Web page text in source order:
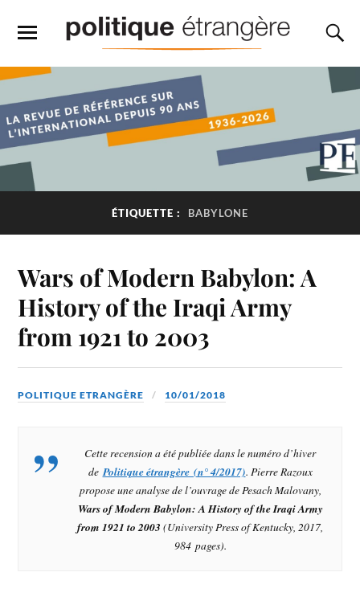
ÉTIQUETTE : BABYLONE
Wars of Modern Babylon: A
History of the Iraqi Army
from 1921 to 2003
POLITIQUE ETRANGÈRE 10/01/2018
Cette recension a été publiée dans le numéro d’hiver
dePolitique étrangère (n° 4/2017). Pierre Razoux
propose une analyse de l’ouvrage de Pesach Malovany,
Wars of Modern Babylon: A History of the Iraqi Army
from 1921 to 2003 (University Press of Kentucky, 2017,
984 pages).